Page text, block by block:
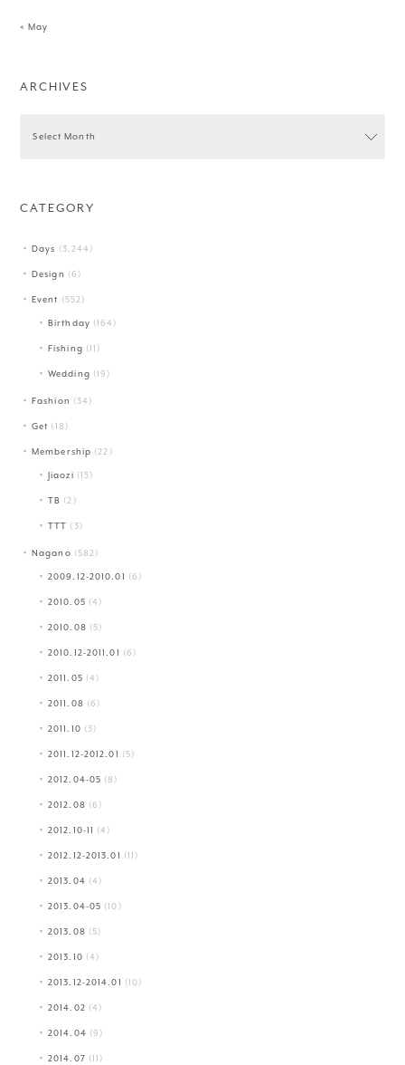
« May
ARCHIVES
CATEGORY
Days (3,244)
Design (6)
Event (552)
Birthday (164)
Fishing (11)
Wedding (19)
Fashion (34)
Get (18)
Membership (22)
Jiaozi (15)
TB (2)
TTT (3)
Nagano (582)
2009.12-2010.01 (6)
2010.05 (4)
2010.08 (5)
2010.12-2011.01 (6)
2011.05 (4)
2011.08 (6)
2011.10 (3)
2011.12-2012.01 (5)
2012.04-05 (8)
2012.08 (6)
2012.10-11 (4)
2012.12-2013.01 (11)
2013.04 (4)
2013.04-05 (10)
2013.08 (5)
2013.10 (4)
2013.12-2014.01 (10)
2014.02 (4)
2014.04 (9)
2014.07 (11)